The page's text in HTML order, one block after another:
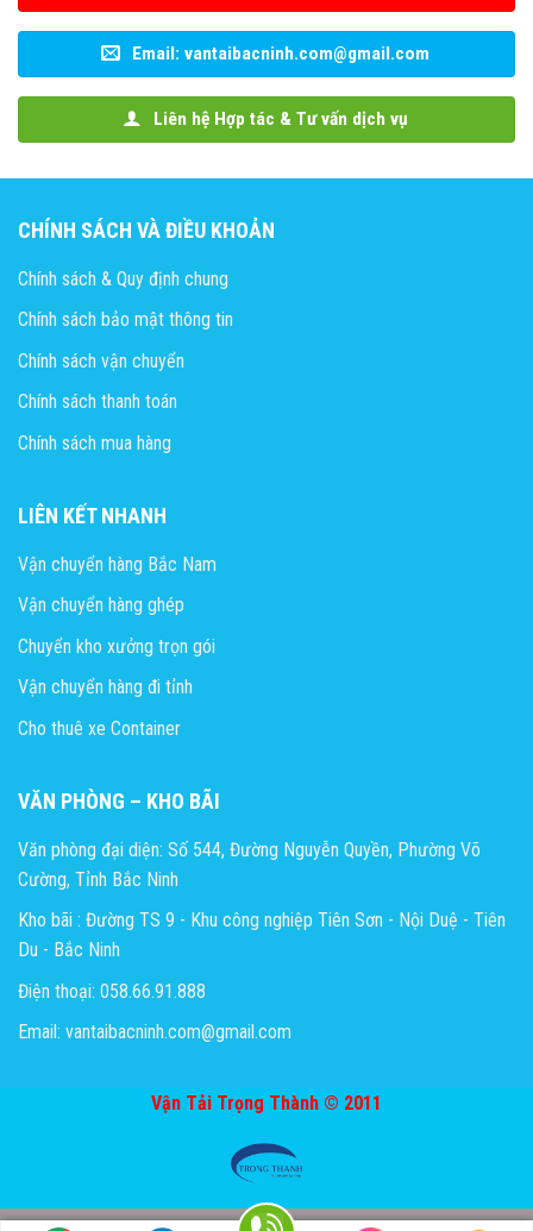
Email: vantaibacninh.com@gmail.com
Liên hệ Hợp tác & Tư vấn dịch vụ
CHÍNH SÁCH VÀ ĐIỀU KHOẢN
Chính sách & Quy định chung
Chính sách bảo mật thông tin
Chính sách vận chuyển
Chính sách thanh toán
Chính sách mua hàng
LIÊN KẾT NHANH
Vận chuyển hàng Bắc Nam
Vận chuyển hàng ghép
Chuyển kho xưởng trọn gói
Vận chuyển hàng đi tỉnh
Cho thuê xe Container
VĂN PHÒNG – KHO BÃI
Văn phòng đại diện: Số 544, Đường Nguyễn Quyền, Phường Võ
Cường, Tỉnh Bắc Ninh
Kho bãi : Đường TS 9 - Khu công nghiệp Tiên Sơn - Nội Duệ - Tiên
Du - Bắc Ninh
Điện thoại: 058.66.91.888
Email: vantaibacninh.com@gmail.com
Vận Tải Trọng Thành © 2011